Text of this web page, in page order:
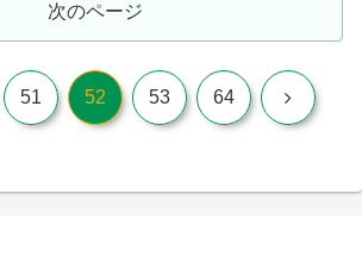
次のページ
51 52 53 64 次